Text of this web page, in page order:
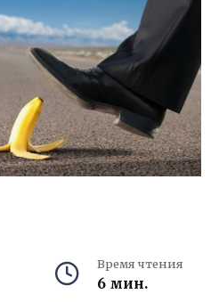
Время чтения
6 мин.